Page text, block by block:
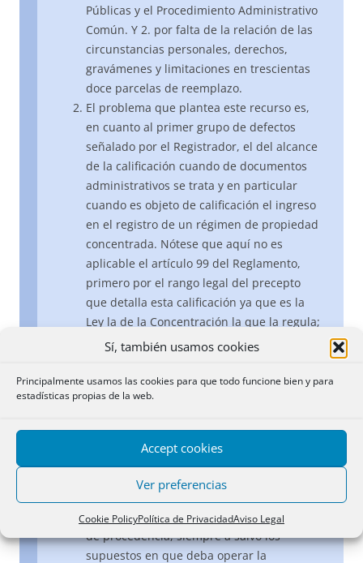
Sí, también usamos cookies
Principalmente usamos las cookies para que todo funcione bien y para
estadísticas propias de la web.
Accept cookies
Ver preferencias
Cookie PolicyPolítica de PrivacidadAviso Legal
Públicas y el Procedimiento Administrativo
Común. Y 2. por falta de la relación de las
circunstancias personales, derechos,
gravámenes y limitaciones en trescientas
doce parcelas de reemplazo.
El problema que plantea este recurso es,
en cuanto al primer grupo de defectos
señalado por el Registrador, el del alcance
de la calificación cuando de documentos
administrativos se trata y en particular
cuando es objeto de calificación el ingreso
en el registro de un régimen de propiedad
concentrada. Nótese que aquí no es
aplicable el artículo 99 del Reglamento,
primero por el rango legal del precepto
que detalla esta calificación ya que es la
Ley la de la Concentración la que la regula;
y segundo porque las cautelas que el
registral no pueden operar con toda su
virtualidad cuando se trata de que accedan
ha sido investigado, revisado y
reorganizado por la Administración con sus
correspondientes garantías, lo que permite
prescindir de los asientos de las parcelas
de procedencia, siempre a salvo los
supuestos en que deba operar la